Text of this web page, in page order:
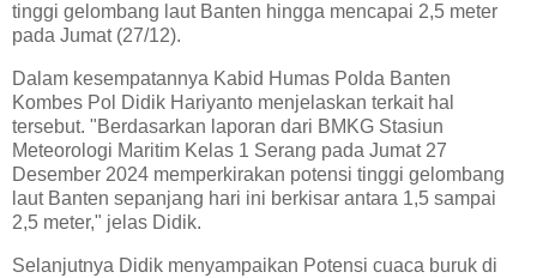
tinggi gelombang laut Banten hingga mencapai 2,5 meter
pada Jumat (27/12).
Dalam kesempatannya Kabid Humas Polda Banten
Kombes Pol Didik Hariyanto menjelaskan terkait hal
tersebut. "Berdasarkan laporan dari BMKG Stasiun
Meteorologi Maritim Kelas 1 Serang pada Jumat 27
Desember 2024 memperkirakan potensi tinggi gelombang
laut Banten sepanjang hari ini berkisar antara 1,5 sampai
2,5 meter," jelas Didik.
Selanjutnya Didik menyampaikan Potensi cuaca buruk di